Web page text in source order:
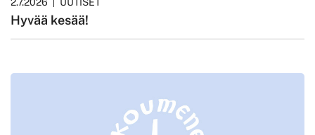
Hyvää kesää!